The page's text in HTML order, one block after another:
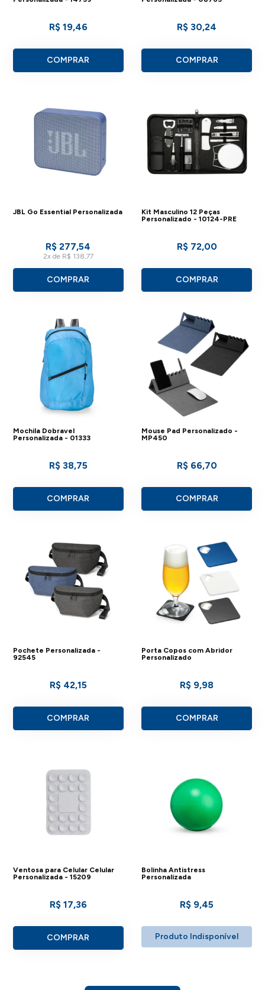
R$ 19,46
COMPRAR
R$ 30,24
COMPRAR
JBL Go Essential Personalizada
R$ 277,54
2x de R$ 138,77
COMPRAR
Kit Masculino 12 Peças
Personalizado - 10124-PRE
R$ 72,00
COMPRAR
Mochila Dobravel
Personalizada - 01333
R$ 38,75
COMPRAR
Mouse Pad Personalizado -
MP450
R$ 66,70
COMPRAR
Pochete Personalizada -
92545
R$ 42,15
COMPRAR
Porta Copos com Abridor
Personalizado
R$ 9,98
COMPRAR
Ventosa para Celular Celular
Personalizada - 15209
R$ 17,36
COMPRAR
Bolinha Antistress
Personalizada
R$ 9,45
Produto Indisponível